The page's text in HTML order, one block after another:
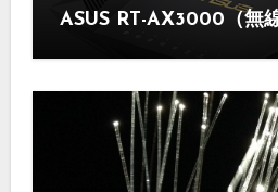
ASUS RT-AX3000（無